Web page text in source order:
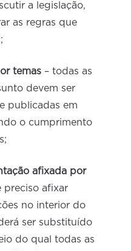
a legislação,
as regras que
temas – todas as
devem ser
publicadas em
o cumprimento
afixada por
preciso afixar
no interior do
ser substituído
do qual todas as